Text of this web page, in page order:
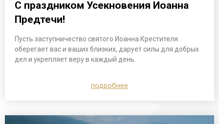
С праздником Усекновения Иоанна
Предтечи!
Пусть заступничество святого Иоанна Крестителя
оберегает вас и ваших близких, дарует силы для добрых
дел и укрепляет веру в каждый день.
подробнее